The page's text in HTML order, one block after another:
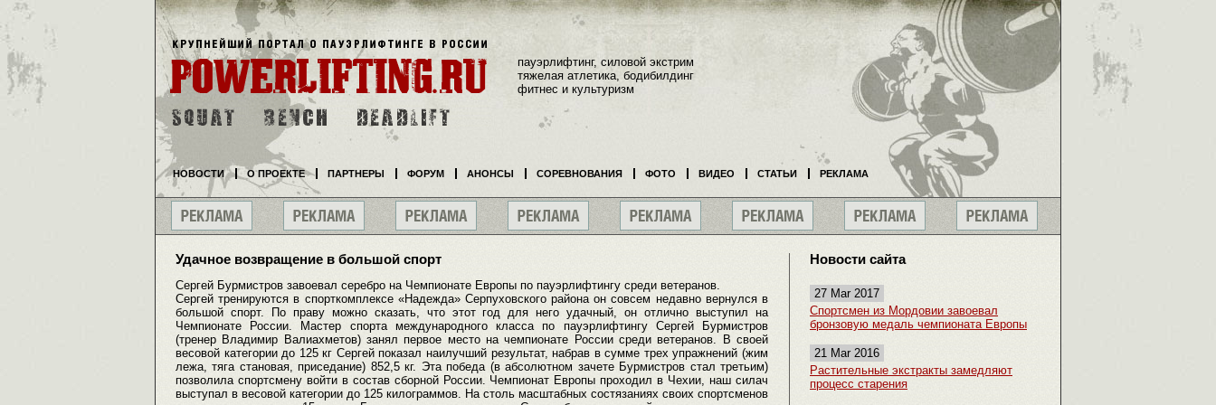
Удачное возвращение в большой спорт
Сергей Бурмистров завоевал серебро на Чемпионате Европы по пауэрлифтингу среди ветеранов.
Сергей тренируются в спорткомплексе «Надежда» Серпуховского района он совсем недавно вернулся в
большой спорт. По праву можно сказать, что этот год для него удачный, он отлично выступил на
Чемпионате России. Мастер спорта международного класса по пауэрлифтингу Сергей Бурмистров
(тренер Владимир Валиахметов) занял первое место на чемпионате России среди ветеранов. В своей
весовой категории до 125 кг Сергей показал наилучший результат, набрав в сумме трех упражнений (жим
лежа, тяга становая, приседание) 852,5 кг. Эта победа (в абсолютном зачете Бурмистров стал третьим)
позволила спортсмену войти в состав сборной России. Чемпионат Европы проходил в Чехии, наш силач
выступал в весовой категории до 125 килограммов. На столь масштабных состязаниях своих спортсменов
Новости сайта
27 Mar 2017
Спортсмен из Мордовии завоевал
бронзовую медаль чемпионата Европы
21 Mar 2016
Растительные экстракты замедляют
процесс старения
пауэрлифтинг, силовой экстрим
тяжелая атлетика, бодибилдинг
фитнес и культуризм
НОВОСТИ О ПРОЕКТЕ ПАРТНЕРЫ ФОРУМ АНОНСЫ СОРЕВНОВАНИЯ ФОТО ВИДЕО СТАТЬИ РЕКЛАМА